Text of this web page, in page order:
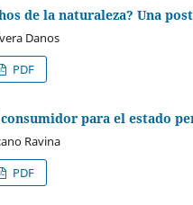
de la naturaleza? Una
Danos
PDF
para el estado
Ravina
PDF